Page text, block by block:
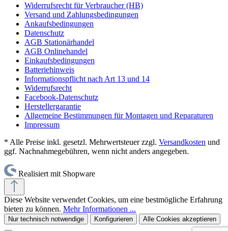
Widerrufsrecht für Verbraucher (HB)
Versand und Zahlungsbedingungen
Ankaufsbedingungen
Datenschutz
AGB Stationärhandel
AGB Onlinehandel
Einkaufsbedingungen
Batteriehinweis
Informationspflicht nach Art 13 und 14
Widerrufsrecht
Facebook-Datenschutz
Herstellergarantie
Allgemeine Bestimmungen für Montagen und Reparaturen
Impressum
* Alle Preise inkl. gesetzl. Mehrwertsteuer zzgl. Versandkosten und
ggf. Nachnahmegebühren, wenn nicht anders angegeben.
Realisiert mit Shopware
Diese Website verwendet Cookies, um eine bestmögliche Erfahrung
bieten zu können. Mehr Informationen ...
Nur technisch notwendige Konfigurieren Alle Cookies akzeptieren